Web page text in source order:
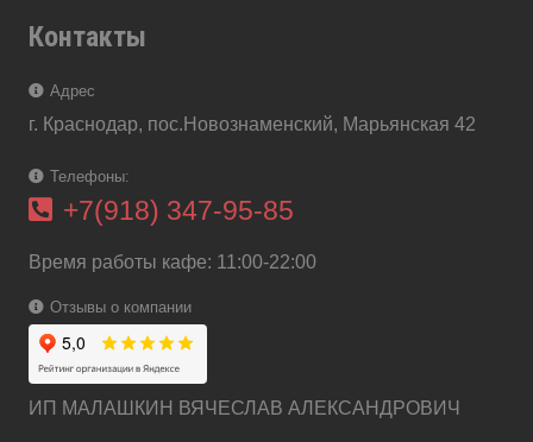
Контакты
Адрес
г. Краснодар, пос.Новознаменский, Марьянская 42
Телефоны:
+7(918) 347-95-85
Время работы кафе: 11:00-22:00
Отзывы о компании
ИП МАЛАШКИН ВЯЧЕСЛАВ АЛЕКСАНДРОВИЧ